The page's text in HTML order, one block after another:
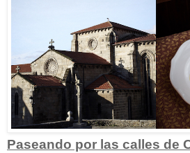
Paseando por las calles de